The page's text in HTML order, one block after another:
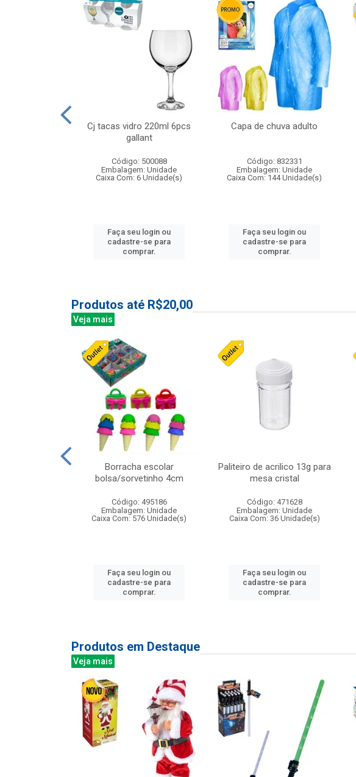
Cj tacas vidro 220ml 6pcs
gallant
Código: 500088
Embalagem: Unidade
Caixa Com: 6 Unidade(s)
Faça seu login ou
cadastre-se para
comprar.
Capa de chuva adulto
Código: 832331
Embalagem: Unidade
Caixa Com: 144 Unidade(s)
Faça seu login ou
cadastre-se para
comprar.
Produtos até R$20,00
Veja mais
Borracha escolar
bolsa/sorvetinho 4cm
Código: 495186
Embalagem: Unidade
Caixa Com: 576 Unidade(s)
Faça seu login ou
cadastre-se para
comprar.
Paliteiro de acrilico 13g para
mesa cristal
Código: 471628
Embalagem: Unidade
Caixa Com: 36 Unidade(s)
Faça seu login ou
cadastre-se para
comprar.
Produtos em Destaque
Veja mais